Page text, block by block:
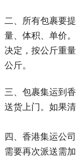
二、所有包裹要
量、体积、单价
决定，按公斤重
公斤。
三、包裹集运到
送货上门。如果
四、香港集运公
需要再次派送需